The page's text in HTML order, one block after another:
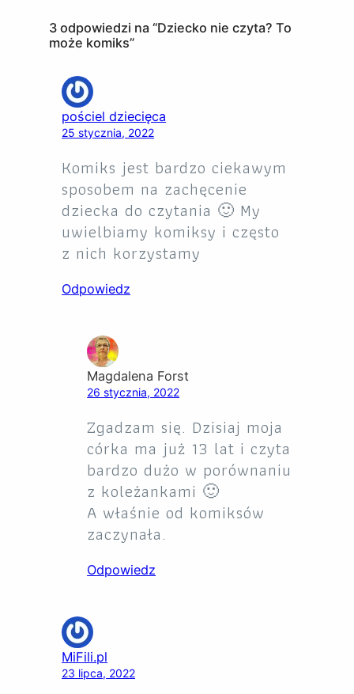
3 odpowiedzi na “Dziecko nie czyta? To
może komiks”
pościel dziecięca
25 stycznia, 2022
Komiks jest bardzo ciekawym
sposobem na zachęcenie
dziecka do czytania 🙂 My
uwielbiamy komiksy i często
z nich korzystamy
Odpowiedz
Magdalena Forst
26 stycznia, 2022
Zgadzam się. Dzisiaj moja
córka ma już 13 lat i czyta
bardzo dużo w porównaniu
z koleżankami 🙂
A właśnie od komiksów
zaczynała.
Odpowiedz
MiFili.pl
23 lipca, 2022